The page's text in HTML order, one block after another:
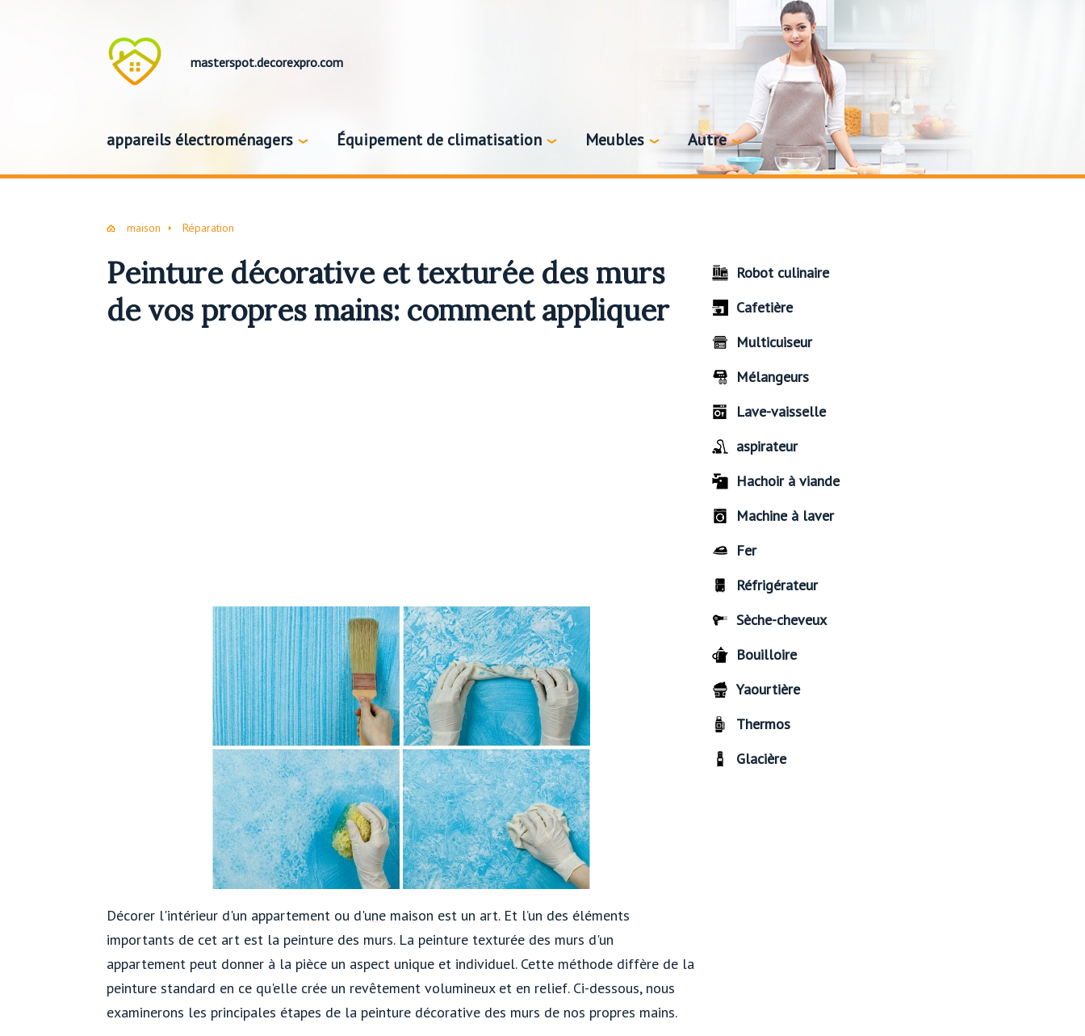
masterspot.decorexpro.com
appareils électroménagers Équipement de climatisation Meubles Autre
maison Réparation
Peinture décorative et texturée des murs
de vos propres mains: comment appliquer
Décorer l'intérieur d'un appartement ou d'une maison est un art. Et l’un des éléments
importants de cet art est la peinture des murs. La peinture texturée des murs d'un
appartement peut donner à la pièce un aspect unique et individuel. Cette méthode diffère de la
peinture standard en ce qu'elle crée un revêtement volumineux et en relief. Ci-dessous, nous
examinerons les principales étapes de la peinture décorative des murs de nos propres mains.
Robot culinaire
Cafetière
Multicuiseur
Mélangeurs
Lave-vaisselle
aspirateur
Hachoir à viande
Machine à laver
Fer
Réfrigérateur
Sèche-cheveux
Bouilloire
Yaourtière
Thermos
Glacière